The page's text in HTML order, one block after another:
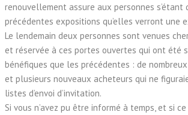
renouvellement assure aux personnes s’étant
précédentes expositions qu’elles verront une
Le lendemain deux personnes sont venues
et réservée à ces portes ouvertes qui ont été
bénéfiques que les précédentes : de
et plusieurs nouveaux acheteurs qui ne
listes d’envoi d’invitation.
Si vous n’avez pu être informé à temps, et si